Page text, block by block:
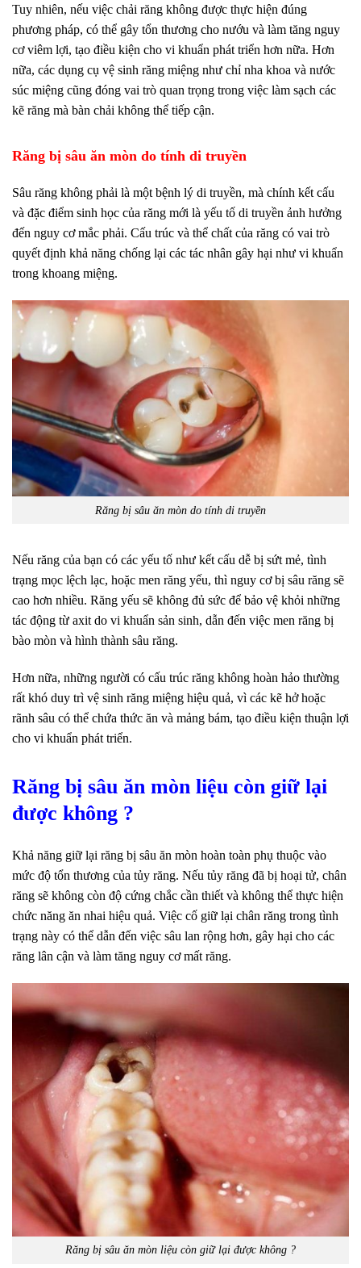
Tuy nhiên, nếu việc chải răng không được thực hiện đúng
phương pháp, có thể gây tổn thương cho nướu và làm tăng nguy
cơ viêm lợi, tạo điều kiện cho vi khuẩn phát triển hơn nữa. Hơn
nữa, các dụng cụ vệ sinh răng miệng như chỉ nha khoa và nước
súc miệng cũng đóng vai trò quan trọng trong việc làm sạch các
kẽ răng mà bàn chải không thể tiếp cận.
Răng bị sâu ăn mòn do tính di truyền
Sâu răng không phải là một bệnh lý di truyền, mà chính kết cấu
và đặc điểm sinh học của răng mới là yếu tố di truyền ảnh hưởng
đến nguy cơ mắc phải. Cấu trúc và thể chất của răng có vai trò
quyết định khả năng chống lại các tác nhân gây hại như vi khuẩn
trong khoang miệng.
Răng bị sâu ăn mòn do tính di truyền
Nếu răng của bạn có các yếu tố như kết cấu dễ bị sứt mẻ, tình
trạng mọc lệch lạc, hoặc men răng yếu, thì nguy cơ bị sâu răng sẽ
cao hơn nhiều. Răng yếu sẽ không đủ sức để bảo vệ khỏi những
tác động từ axit do vi khuẩn sản sinh, dẫn đến việc men răng bị
bào mòn và hình thành sâu răng.
Hơn nữa, những người có cấu trúc răng không hoàn hảo thường
rất khó duy trì vệ sinh răng miệng hiệu quả, vì các kẽ hở hoặc
rãnh sâu có thể chứa thức ăn và mảng bám, tạo điều kiện thuận lợi
cho vi khuẩn phát triển.
Răng bị sâu ăn mòn liệu còn giữ lại
được không ?
Khả năng giữ lại răng bị sâu ăn mòn hoàn toàn phụ thuộc vào
mức độ tổn thương của tủy răng. Nếu tủy răng đã bị hoại tử, chân
răng sẽ không còn độ cứng chắc cần thiết và không thể thực hiện
chức năng ăn nhai hiệu quả. Việc cố giữ lại chân răng trong tình
trạng này có thể dẫn đến việc sâu lan rộng hơn, gây hại cho các
răng lân cận và làm tăng nguy cơ mất răng.
Răng bị sâu ăn mòn liệu còn giữ lại được không ?